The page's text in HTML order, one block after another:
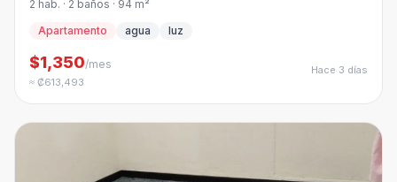
2 hab. · 2 baños · 94 m²
Apartamento
agua luz
$1,350/mes
≈ ₡613,493
Hace 3 días